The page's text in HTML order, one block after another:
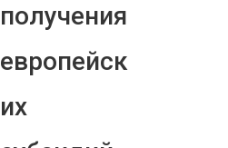
получения
европейск
их